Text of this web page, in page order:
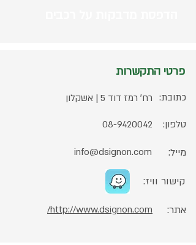
פרטי התקשרות
רח׳ רמז דוד 5 | אשקלון כתובת:
08-9420042 טלפון:
info@dsignon.com מייל:
קישור וויז:
http://www.dsignon.com/ אתר: